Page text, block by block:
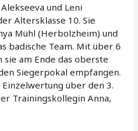
und Leni
Altersklasse 10. Sie
Mühl (Herbolzheim) und
badische Team. Mit über 6
am Ende das oberste
Siegerpokal empfangen.
über den 3.
Trainingskollegin Anna,